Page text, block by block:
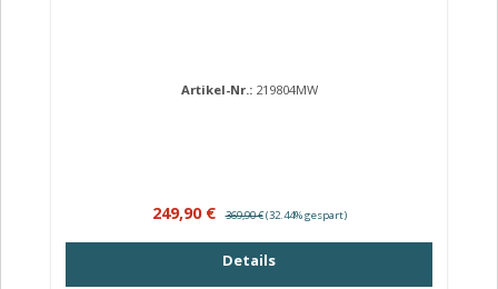
Artikel-Nr.: 219804MW
Verkaufspreis:
249,90 € Regulärer Preis:
369,90 €(32.44% gespart)
Details